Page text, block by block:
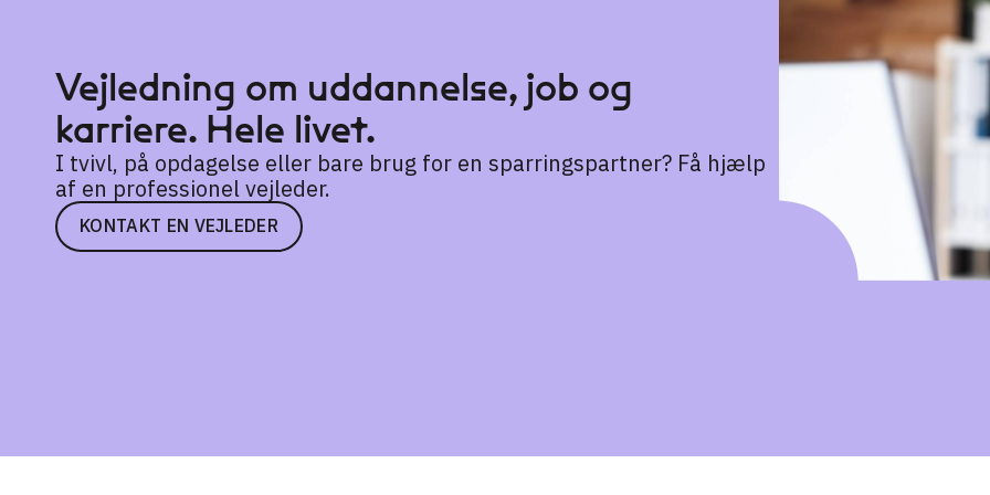
Vejledning om uddannelse, job og
karriere. Hele livet.
I tvivl, på opdagelse eller bare brug for en sparringspartner? Få hjælp
af en professionel vejleder.
KONTAKT EN VEJLEDER